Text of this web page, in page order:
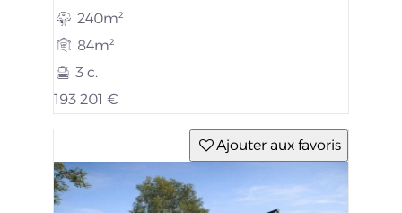
240m²
84m²
3 c.
193 201 €
Ajouter aux favoris